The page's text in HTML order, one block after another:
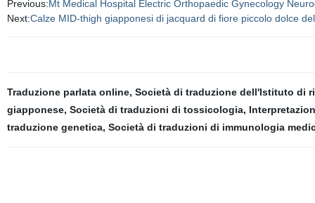
Previous:Mt Medical Hospital Electric Orthopaedic Gynecology
Next:Calze MID-thigh giapponesi di jacquard di fiore piccolo dolce
Traduzione parlata online, Società di traduzione dell'Istituto di
giapponese, Società di traduzioni di tossicologia,
traduzione genetica, Società di traduzioni di immunologia